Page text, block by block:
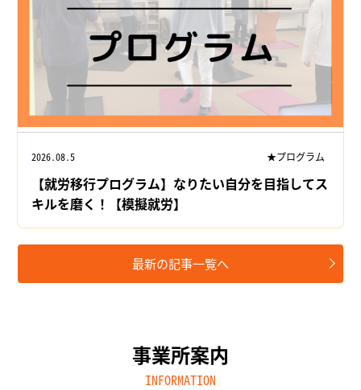
2026.08.5 ★プログラム
【就労移行プログラム】なりたい自分を目指してス
キルを磨く！【模擬就労】
最新の記事一覧へ
事業所案内
INFORMATION